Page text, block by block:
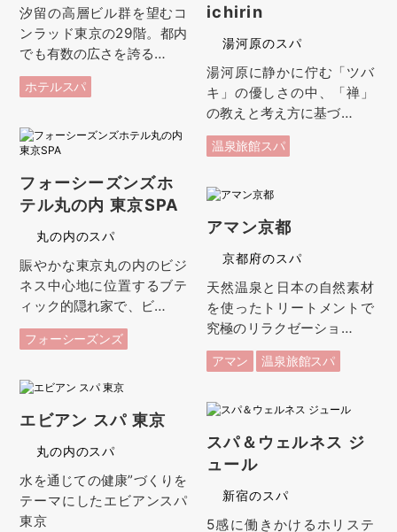
汐留の高層ビル群を望むコ
ンラッド東京の29階。都内
でも有数の広さを誇る…
ホテルスパ
ichirin
湯河原のスパ
湯河原に静かに佇む「ツバ
キ」の優しさの中、「禅」
の教えと考え方に基づ…
温泉旅館スパ
フォーシーズンズホ
テル丸の内 東京SPA
丸の内のスパ
賑やかな東京丸の内のビジ
ネス中心地に位置するブテ
ィック的隠れ家で、ビ…
フォーシーズンズ
アマン京都
京都府のスパ
天然温泉と日本の自然素材
を使ったトリートメントで
究極のリラクゼーショ…
アマン 温泉旅館スパ
エビアン スパ 東京
丸の内のスパ
水を通じての健康”づくりを
テーマにしたエビアンスパ
東京
スパ＆ウェルネス ジ
ュール
新宿のスパ
5感に働きかけるホリステ